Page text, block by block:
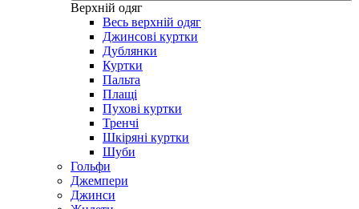
Верхній одяг
Весь верхній одяг
Джинсові куртки
Дублянки
Куртки
Пальта
Плащі
Пухові куртки
Тренчі
Шкіряні куртки
Шуби
Гольфи
Джемпери
Джинси